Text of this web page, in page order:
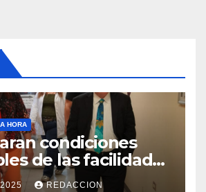
HORA
condiciones
de las facilidades
de la Salud
REDACCION